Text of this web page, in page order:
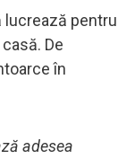
lucrează pentru
De
în
adesea